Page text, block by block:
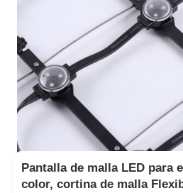
Pantalla de malla LED para
color, cortina de malla